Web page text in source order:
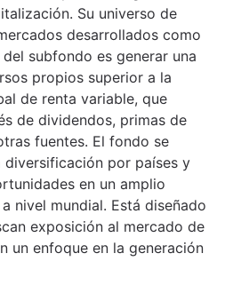
Su universo de
desarrollados como
subfondo es generar una
propios superior a la
de renta variable, que
de dividendos, primas de
fuentes. El fondo se
por países y
en un amplio
nivel mundial. Está diseñado
exposición al mercado de
un enfoque en la generación